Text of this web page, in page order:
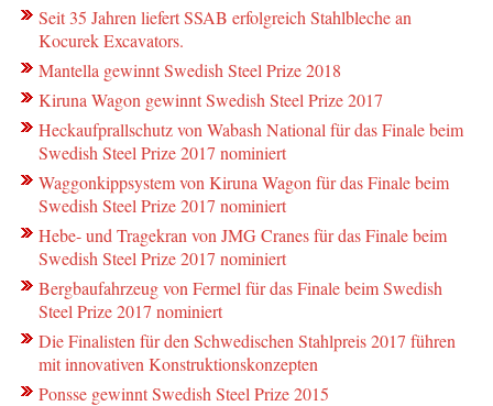
Seit 35 Jahren liefert SSAB erfolgreich Stahlbleche an
Kocurek Excavators.
Mantella gewinnt Swedish Steel Prize 2018
Kiruna Wagon gewinnt Swedish Steel Prize 2017
Heckaufprallschutz von Wabash National für das Finale beim
Swedish Steel Prize 2017 nominiert
Waggonkippsystem von Kiruna Wagon für das Finale beim
Swedish Steel Prize 2017 nominiert
Hebe- und Tragekran von JMG Cranes für das Finale beim
Swedish Steel Prize 2017 nominiert
Bergbaufahrzeug von Fermel für das Finale beim Swedish
Steel Prize 2017 nominiert
Die Finalisten für den Schwedischen Stahlpreis 2017 führen
mit innovativen Konstruktionskonzepten
Ponsse gewinnt Swedish Steel Prize 2015